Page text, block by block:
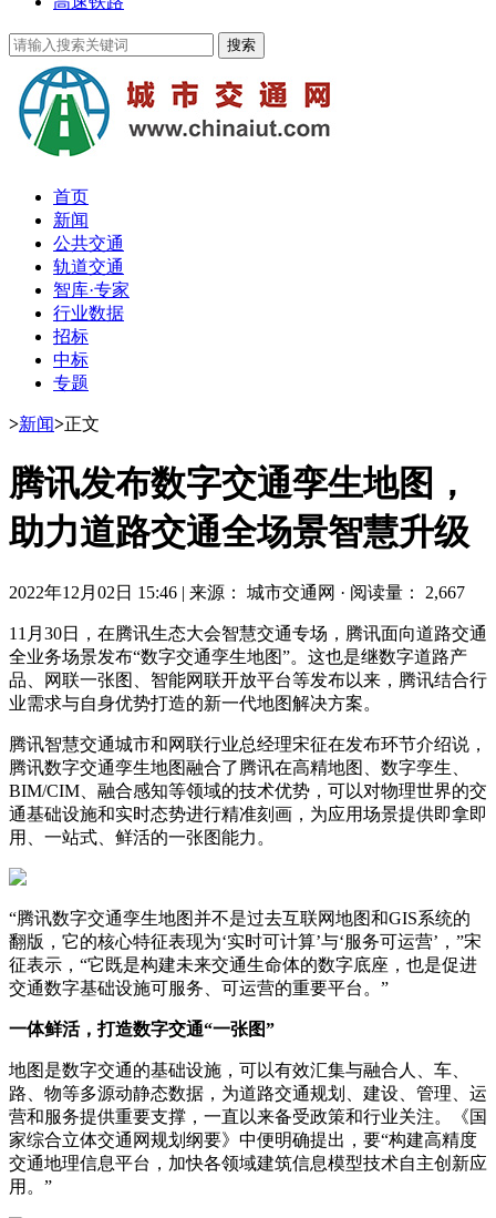
首页
新闻
公共交通
轨道交通
智库·专家
行业数据
招标
中标
专题
>新闻>正文
腾讯发布数字交通孪生地图，
助力道路交通全场景智慧升级
2022年12月02日 15:46 | 来源： 城市交通网 · 阅读量： 2,667
11月30日，在腾讯生态大会智慧交通专场，腾讯面向道路交通
全业务场景发布“数字交通孪生地图”。这也是继数字道路产
品、网联一张图、智能网联开放平台等发布以来，腾讯结合行
业需求与自身优势打造的新一代地图解决方案。
腾讯智慧交通城市和网联行业总经理宋征在发布环节介绍说，
腾讯数字交通孪生地图融合了腾讯在高精地图、数字孪生、
BIM/CIM、融合感知等领域的技术优势，可以对物理世界的交
通基础设施和实时态势进行精准刻画，为应用场景提供即拿即
用、一站式、鲜活的一张图能力。
“腾讯数字交通孪生地图并不是过去互联网地图和GIS系统的
翻版，它的核心特征表现为‘实时可计算’与‘服务可运营’，”宋
征表示，“它既是构建未来交通生命体的数字底座，也是促进
交通数字基础设施可服务、可运营的重要平台。”
一体鲜活，打造数字交通“一张图”
地图是数字交通的基础设施，可以有效汇集与融合人、车、
路、物等多源动静态数据，为道路交通规划、建设、管理、运
营和服务提供重要支撑，一直以来备受政策和行业关注。《国
家综合立体交通网规划纲要》中便明确提出，要“构建高精度
交通地理信息平台，加快各领域建筑信息模型技术自主创新应
用。”